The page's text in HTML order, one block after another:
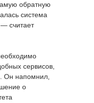
обратную
система
— считает
сервисов,
Он напомнил,
о